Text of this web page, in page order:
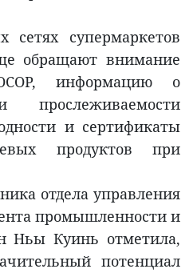
супермаркетов
обращают внимание
информацию о
прослеживаемости
и сертификаты
продуктов при
отдела управления
промышленности и
Ньы Куинь отметила,
потенциал